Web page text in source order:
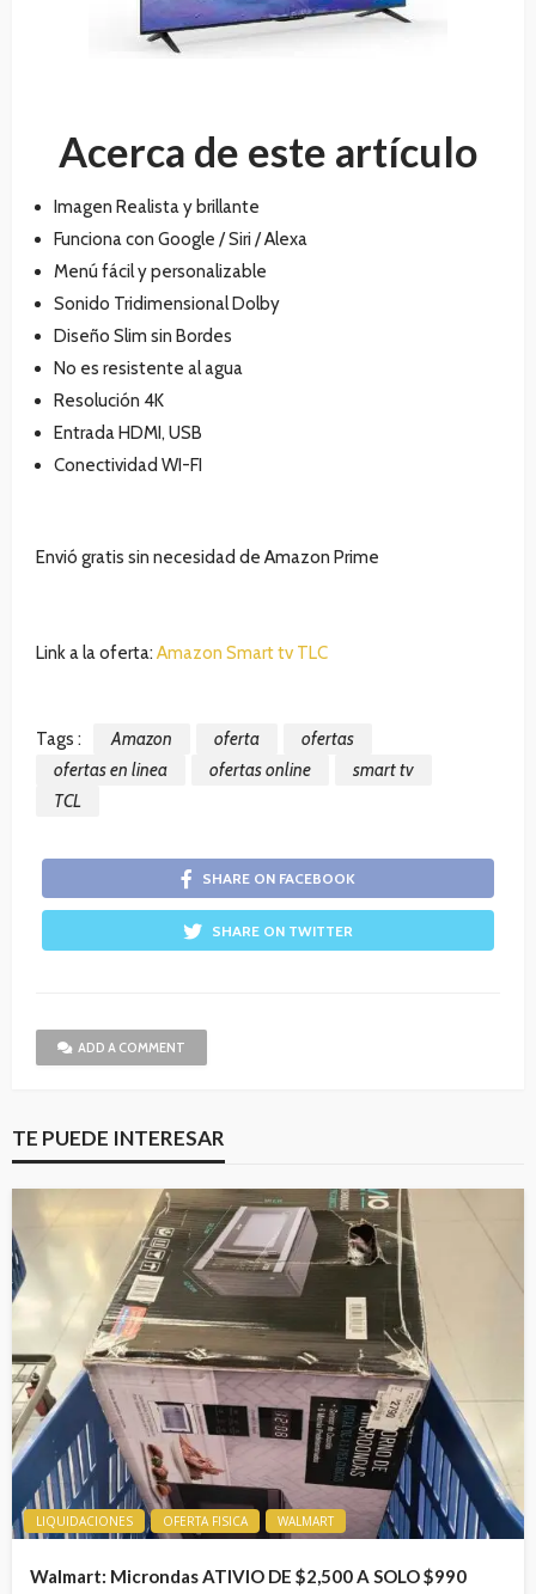
Acerca de este artículo
Imagen Realista y brillante
Funciona con Google / Siri / Alexa
Menú fácil y personalizable
Sonido Tridimensional Dolby
Diseño Slim sin Bordes
No es resistente al agua
Resolución 4K
Entrada HDMI, USB
Conectividad WI-FI
Envió gratis sin necesidad de Amazon Prime
Link a la oferta: Amazon Smart tv TLC
Tags : Amazon oferta
ofertas
ofertas en linea
ofertas online
smart tv
TCL
SHARE ON FACEBOOK
SHARE ON TWITTER
ADD A COMMENT
TE PUEDE INTERESAR
LIQUIDACIONES OFERTA FISICA WALMART
Walmart: Microndas ATIVIO DE $2,500 A SOLO $990